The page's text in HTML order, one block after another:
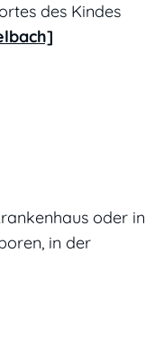
des Kindes
oder in
in der